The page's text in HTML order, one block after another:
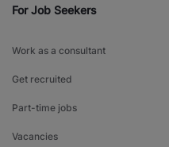
For Job Seekers
Work as a consultant
Get recruited
Part-time jobs
Vacancies